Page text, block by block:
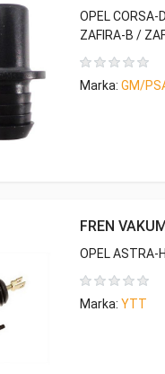
OPEL
ZAFIRA-B /
Marka: GM/
FREN
OPEL ASTRA-
Marka: YTT